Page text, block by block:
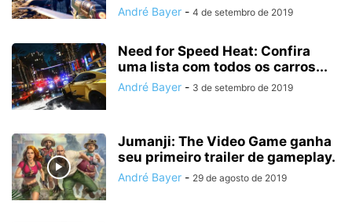
André Bayer - 4 de setembro de 2019
Need for Speed Heat: Confira
uma lista com todos os carros...
André Bayer - 3 de setembro de 2019
Jumanji: The Video Game ganha
seu primeiro trailer de gameplay.
André Bayer - 29 de agosto de 2019